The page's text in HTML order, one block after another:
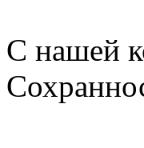
С нашей